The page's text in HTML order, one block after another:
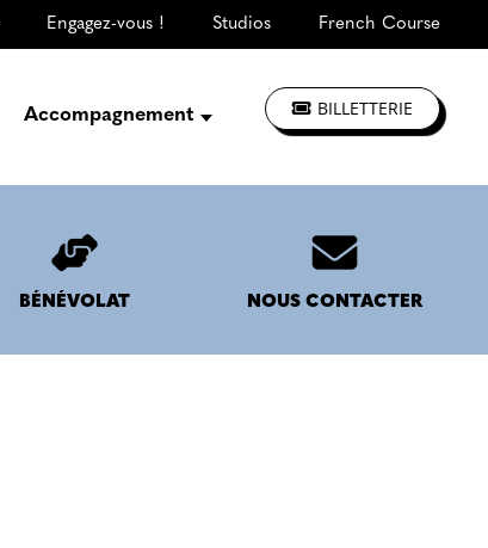
Engagez-vous ! Studios French Course
Accompagnement
S'informer, se former
Jouer à La CLEF
Les ateliers d'artistes
BILLETTERIE
BÉNÉVOLAT NOUS CONTACTER